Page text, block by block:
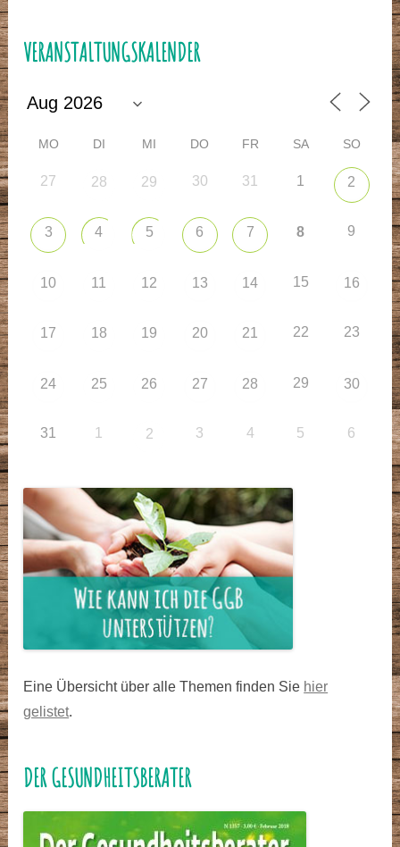
VERANSTALTUNGSKALENDER
MO DI MI DO FR SA SO
27 28 29 30 31 1 2
3 4 5 6 7 8 9
10 11 12 13 14 15 16
17 18 19 20 21 22 23
24 25 26 27 28 29 30
31 1 2 3 4 5 6
Eine Übersicht über alle Themen finden Sie hier
gelistet.
DER GESUNDHEITSBERATER